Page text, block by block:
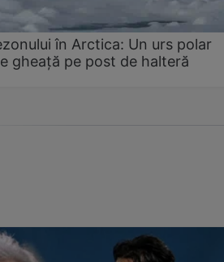
în Arctica: Un urs polar
gheață pe post de halteră